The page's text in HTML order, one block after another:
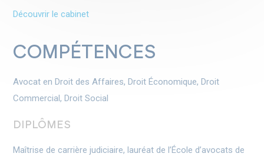
Découvrir le cabinet
COMPÉTENCES
Avocat en Droit des Affaires, Droit Économique, Droit
Commercial, Droit Social
DIPLÔMES
Maîtrise de carrière judiciaire, lauréat de l’École d’avocats de